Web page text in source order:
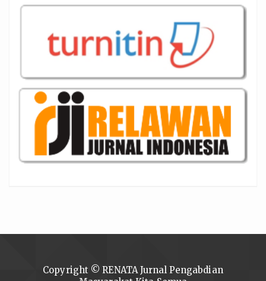
Copyright © RENATA Jurnal Pengabdian